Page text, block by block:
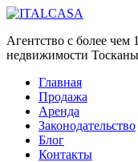
Агентство с более
недвижимости
Главная
Продажа
Аренда
Законодательство
Блог
Контакты